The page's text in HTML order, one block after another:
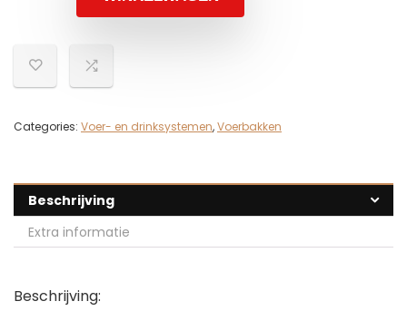
Categories: Voer- en drinksystemen,Voerbakken
Beschrijving
Extra informatie
Beschrijving: